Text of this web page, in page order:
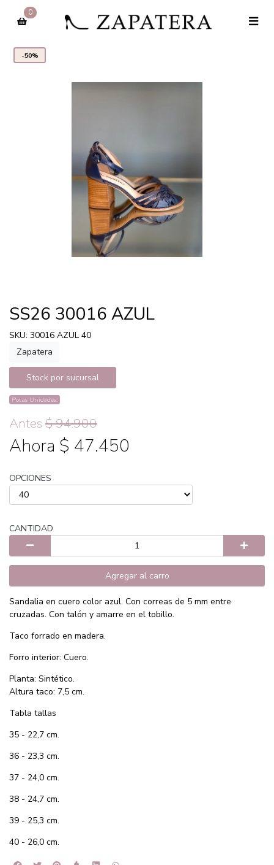
0
-50%
SS26 30016 AZUL
SKU: 30016 AZUL 40
Zapatera
Stock por sucursal
Pocas Unidades.
Antes $ 94.900
Ahora $ 47.450
OPCIONES
CANTIDAD
Agregar al carro
Sandalia en cuero color azul. Con correas de 5 mm entre
cruzadas. Con talón y amarre en el tobillo.
Taco forrado en madera.
Forro interior: Cuero.
Planta: Sintético.
Altura taco: 7,5 cm.
Tabla tallas
35 - 22,7 cm.
36 - 23,3 cm.
37 - 24,0 cm.
38 - 24,7 cm.
39 - 25,3 cm.
40 - 26,0 cm.